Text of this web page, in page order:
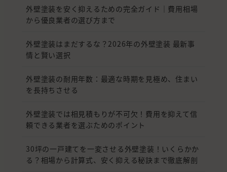
外壁塗装を安く抑えるための完全ガイド｜費用相場
から優良業者の選び方まで
外壁塗装はまだするな？2026年の外壁塗装 最新事
情と賢い選択
外壁塗装の耐用年数：最適な時期を見極め、住まい
を長持ちさせる
外壁塗装では相見積もりが不可欠！費用を抑えて信
頼できる業者を選ぶためのポイント
30坪の一戸建てを一変させる外壁塗装！いくらかか
る？相場から計算式、安く抑える秘訣まで徹底解剖